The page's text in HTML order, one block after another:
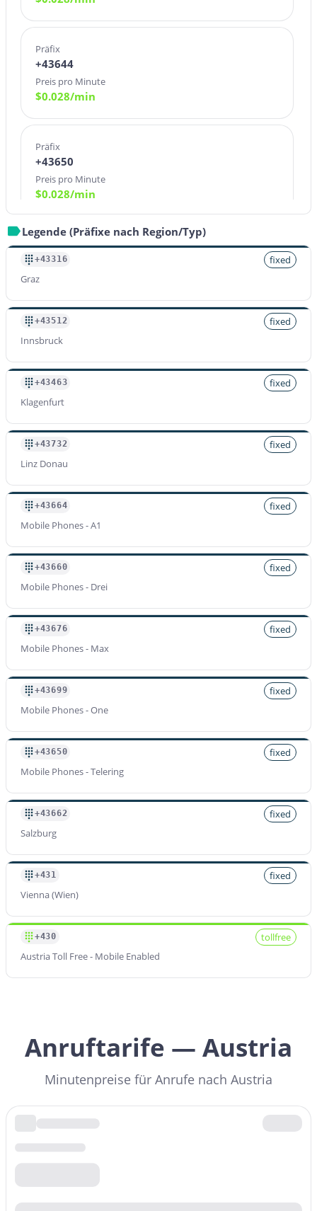
Präfix
+43644
Preis pro Minute
$0.028/min
Präfix
+43650
Preis pro Minute
$0.028/min
Präfix
+43660
Preis pro Minute
Präfix
Preis pro Minute
$ 0.028
Präfix
$0.028/min
+43677
Preis pro Minute
$0.028/min
Präfix
+4367833
Preis pro Minute
$0.028/min
Präfix
+4367890
Preis pro Minute
Präfix
Preis pro Minute
$0.028
Präfix
+4368
Preis pro Minute
$0.028/min
+43680
Preis pro Minute
0.028 /min
Präfix
Legende (Präfixe nach Region/Typ)
+43316
fixed
Graz
+43512
fixed
Innsbruck
+43463
fixed
Klagenfurt
+43732
fixed
Linz Donau
+43664
fixed
Mobile Phones - A1
+43660
fixed
Mobile Phones - Drei
+43676
fixed
Mobile Phones - Max
+43699
fixed
Mobile Phones - One
+43650
fixed
Mobile Phones - Telering
+43662
fixed
Salzburg
+431
fixed
Vienna (Wien)
+430
tollfree
Austria Toll Free - Mobile Enabled
Anruftarife — Austria
Minutenpreise für Anrufe nach Austria